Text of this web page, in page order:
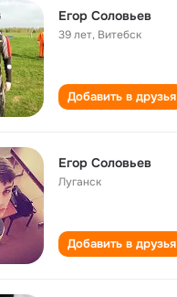
Егор Соловьев
39 лет, Витебск
Добавить в друзья
Егор Соловьев
Луганск
Добавить в друзья